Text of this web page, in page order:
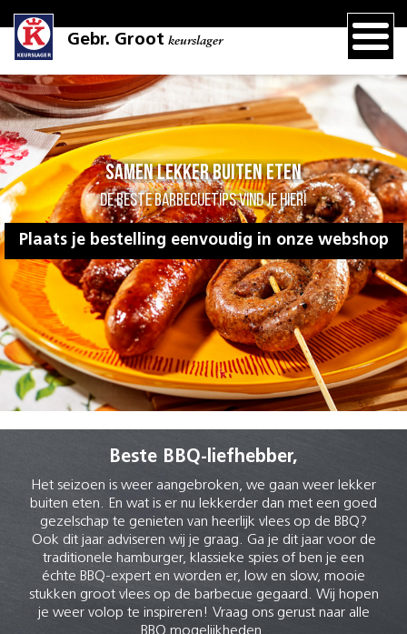
Gebr. Groot keurslager
Samen lekker buiten eten
De beste barbecuetips vind je hier!
Plaats je bestelling eenvoudig in onze webshop
Beste BBQ-liefhebber,
Het seizoen is weer aangebroken, we gaan weer lekker
buiten eten. En wat is er nu lekkerder dan met een goed
gezelschap te genieten van heerlijk vlees op de BBQ?
Ook dit jaar adviseren wij je graag. Ga je dit jaar voor de
traditionele hamburger, klassieke spies of ben je een
échte BBQ-expert en worden er, low en slow, mooie
stukken groot vlees op de barbecue gegaard. Wij hopen
je weer volop te inspireren! Vraag ons gerust naar alle